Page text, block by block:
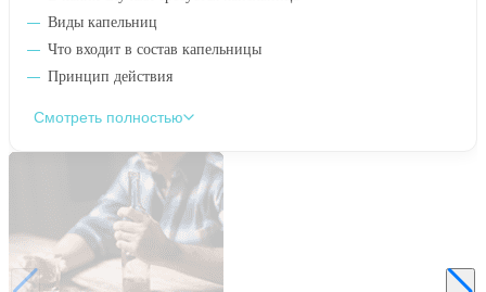
Виды капельниц
Что входит в состав капельницы
Принцип действия
Смотреть полностью